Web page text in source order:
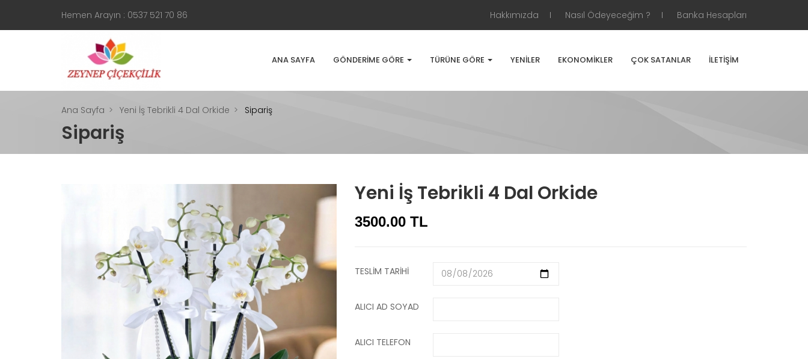
Hemen Arayın : 0537 521 70 86 Hakkımızda Nasıl Ödeyeceğim ? Banka Hesapları
ANA SAYFA GÖNDERIME GÖRE TÜRÜNE GÖRE YENILER EKONOMIKLER ÇOK SATANLAR İLETIŞIM
Ana Sayfa Yeni İş Tebrikli 4 Dal Orkide Sipariş
Sipariş
Yeni İş Tebrikli 4 Dal Orkide
3500.00 TL
TESLIM TARIHI
ALICI AD SOYAD
ALICI TELEFON